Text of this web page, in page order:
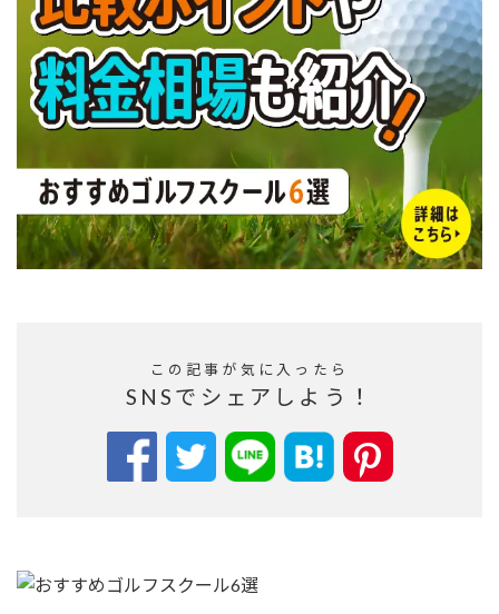
この記事が気に入ったら
SNSでシェアしよう！